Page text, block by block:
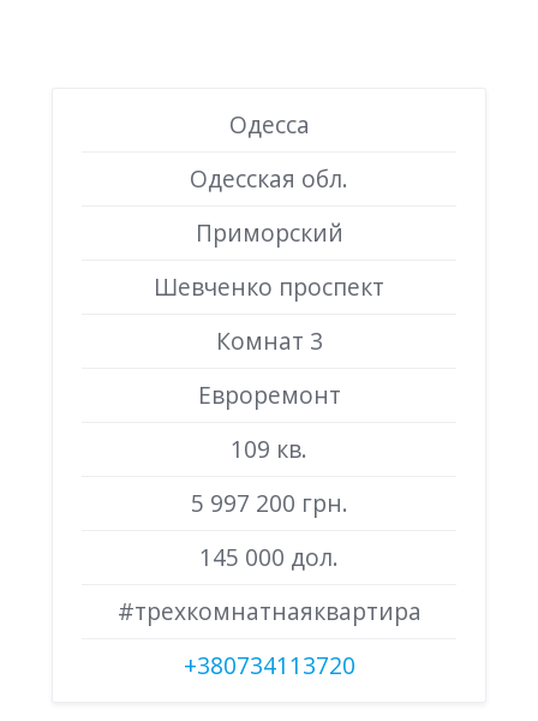
Одесса
Одесская обл.
Приморский
Шевченко проспект
Комнат 3
Евроремонт
109 кв.
5 997 200 грн.
145 000 дол.
#трехкомнатнаяквартира
+380734113720